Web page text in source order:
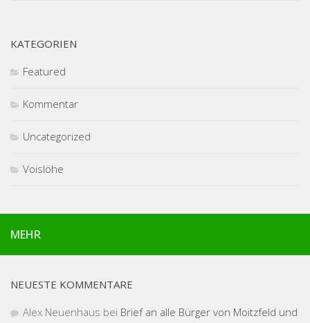
KATEGORIEN
Featured
Kommentar
Uncategorized
Voislöhe
MEHR
NEUESTE KOMMENTARE
Alex Neuenhaus bei Brief an alle Bürger von Moitzfeld und